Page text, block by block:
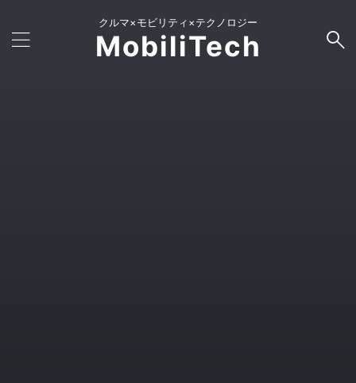
クルマ×モビリティ×テクノロジー
MobiliTech